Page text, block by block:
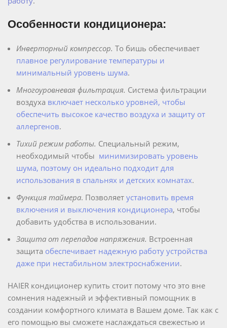
Особенности кондиционера:
Инверторный компрессор. То бишь обеспечивает
плавное регулирование температуры и
минимальный уровень шума.
Многоуровневая фильтрация. Система фильтрации
воздуха включает несколько уровней, чтобы
обеспечить высокое качество воздуха и защиту от
аллергенов.
Тихий режим работы. Специальный режим,
необходимый чтобы минимизировать уровень
шума, поэтому он идеально подходит для
использования в спальнях и детских комнатах.
Функция таймерa. Позволяет установить время
включения и выключения кондиционера, чтобы
добавить удобства в использовании.
Защита от перепадов напряжения. Встроенная
защита обеспечивает надежную работу устройства
даже при нестабильном электроснабжении.
HAIER кондиционер купить стоит потому что это вне
сомнения надежный и эффективный помощник в
создании комфортного климата в Вашем доме. Так как с
его помощью вы сможете наслаждаться свежестью и